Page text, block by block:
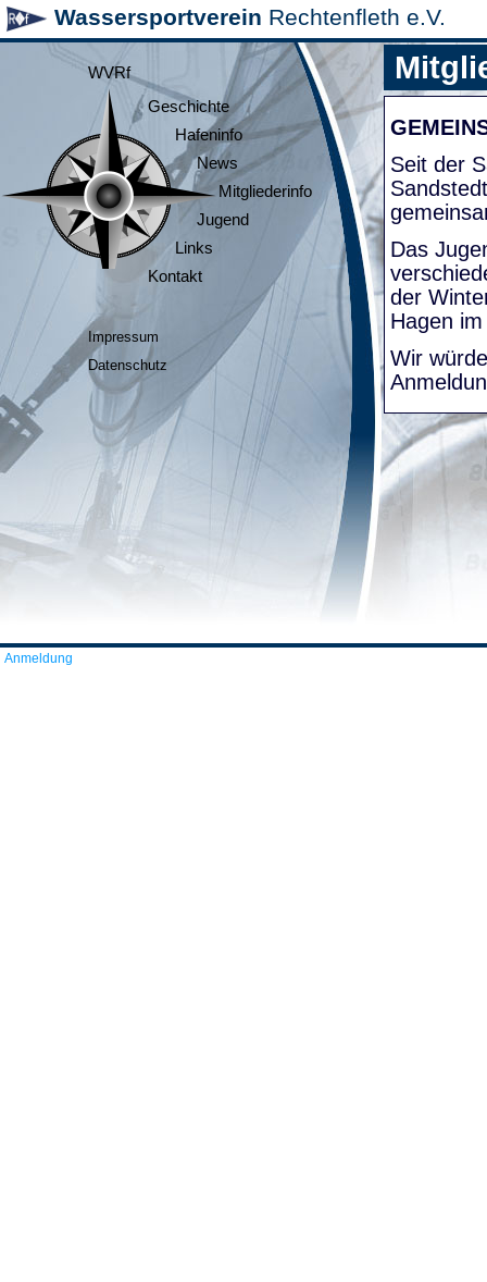
Wassersportverein Rechtenfleth e.V.
WVRf
Geschichte
Hafeninfo
News
Mitgliederinfo
Jugend
Links
Kontakt
Impressum
Datenschutz
Seit der
Das
der
Hagen
Wir
Anmeldung